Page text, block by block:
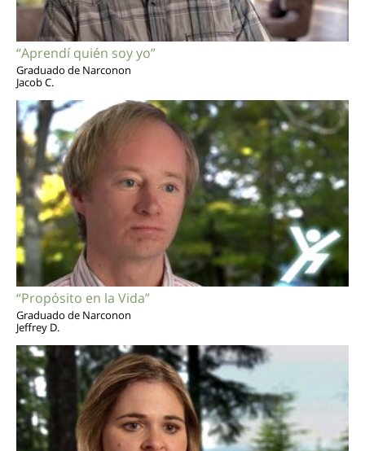
“Aprendí quién soy yo”
Graduado de Narconon
Jacob C.
“Propósito en la Vida”
Graduado de Narconon
Jeffrey D.